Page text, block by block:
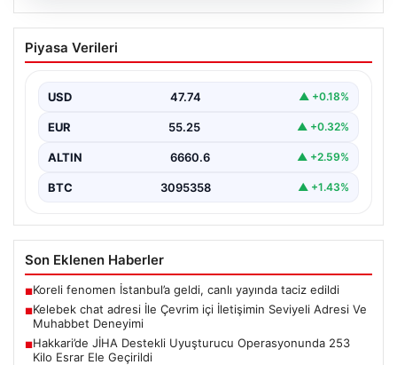
Kelebek chat adresi İle Çevrim içi
İletişimin Seviyeli Adresi Ve Muhabbet
İnternet çağında bireylerin seviyeli bir şekilde bağlantı
Piyasa Verileri
USD 47.74 ▲ +0.18%
EUR 55.25 ▲ +0.32%
ALTIN 6660.6 ▲ +2.59%
BTC 3095358 ▲ +1.43%
Son Eklenen Haberler
■Koreli fenomen İstanbul’a geldi, canlı yayında taciz edildi
■Kelebek chat adresi İle Çevrim içi İletişimin Seviyeli Adresi Ve
Muhabbet Deneyimi
■Hakkari’de JİHA Destekli Uyuşturucu Operasyonunda 253
Kilo Esrar Ele Geçirildi